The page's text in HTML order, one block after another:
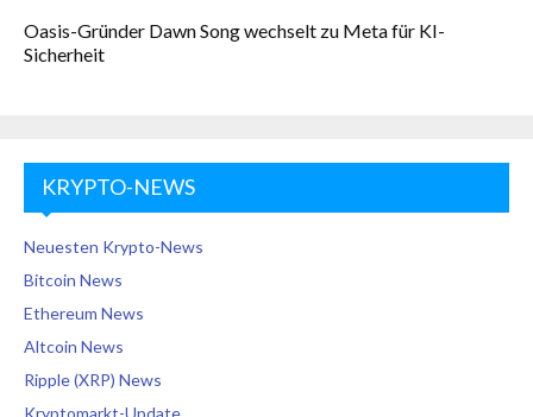
Oasis-Gründer Dawn Song wechselt zu Meta für KI-
Sicherheit
KRYPTO-NEWS
Neuesten Krypto-News
Bitcoin News
Ethereum News
Altcoin News
Ripple (XRP) News
Kryptomarkt-Update